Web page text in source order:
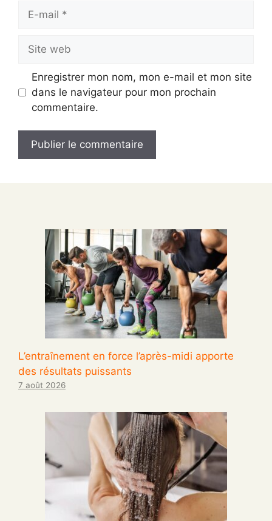
mail
web
Enregistrer mon nom, mon e-mail et mon site
dans le navigateur pour mon prochain
commentaire.
L’entraînement en force l’après-midi apporte
des résultats puissants
7 août 2026